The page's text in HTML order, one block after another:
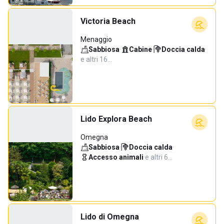
Victoria Beach
Menaggio
Sabbiosa· Cabine· Doccia calda·
e altri 16…
Lido Explora Beach
Omegna
Sabbiosa· Doccia calda·
Accesso animali·e altri 6…
Lido di Omegna